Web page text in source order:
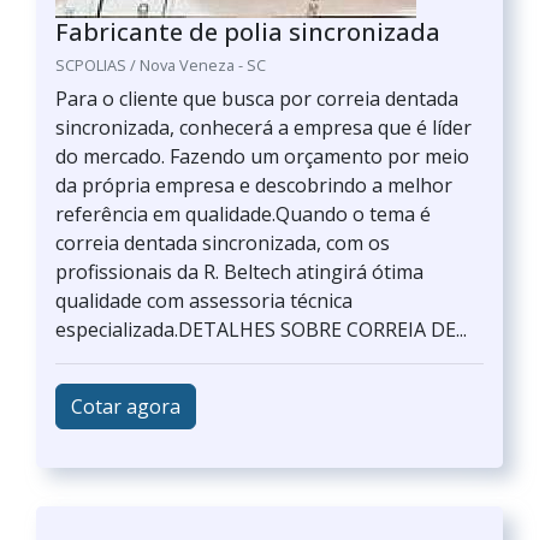
Fabricante de polia sincronizada
SCPOLIAS / Nova Veneza - SC
Para o cliente que busca por correia dentada
sincronizada, conhecerá a empresa que é líder
do mercado. Fazendo um orçamento por meio
da própria empresa e descobrindo a melhor
referência em qualidade.Quando o tema é
correia dentada sincronizada, com os
profissionais da R. Beltech atingirá ótima
qualidade com assessoria técnica
especializada.DETALHES SOBRE CORREIA DE...
Cotar agora